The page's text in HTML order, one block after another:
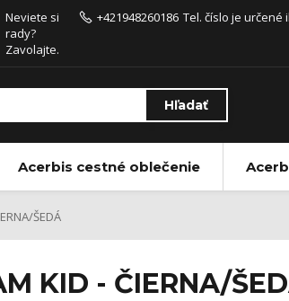
Hľadať
Neviete si
rady?
Zavolajte.
+421948260186 Tel. číslo je určené
Acerbis cestné oblečenie
ŠEDÁ
KID - ČIERNA/